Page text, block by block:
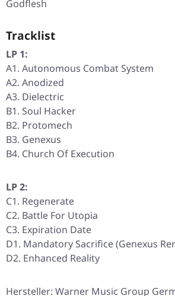
Godflesh
Tracklist
LP 1:
A1. Autonomous Combat System
A2. Anodized
A3. Dielectric
B1. Soul Hacker
B2. Protomech
B3. Genexus
B4. Church Of Execution
LP 2:
C1. Regenerate
C2. Battle For Utopia
C3. Expiration Date
D1. Mandatory Sacrifice (Genexus
D2. Enhanced Reality
Hersteller: Warner Music Group